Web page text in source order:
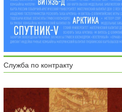
Служба по контракту